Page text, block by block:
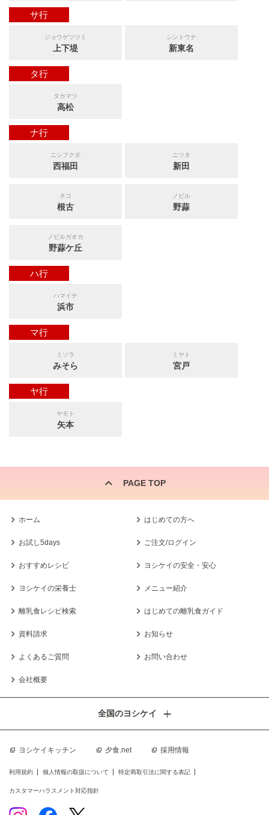
サ行
ジョウゲツツミ
上下堤
シントウナ
新東名
タ行
タカマツ
高松
ナ行
ニシフクダ
西福田
ニツタ
新田
ネコ
根古
ノビル
野蒜
ノビルガオカ
野蒜ケ丘
ハ行
ハマイチ
浜市
マ行
ミソラ
みそら
ミヤト
宮戸
ヤ行
ヤモト
矢本
PAGE TOP
ホーム はじめての方へ
お試し5days ご注文/ログイン
おすすめレシピ ヨシケイの安全・安心
ヨシケイの栄養士 メニュー紹介
離乳食レシピ検索 はじめての離乳食ガイド
資料請求 お知らせ
よくあるご質問 お問い合わせ
会社概要
ヨシケイキッチン 夕食.net 採用情報
全国のヨシケイ
利用規約 個人情報の取扱について 特定商取引法に関する表記
カスタマーハラスメント対応指針